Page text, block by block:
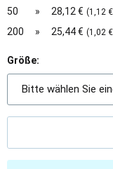
50
» 28,12 € (1,12
200
» 25,44 € (1,02
Größe:
Bitte wählen Sie